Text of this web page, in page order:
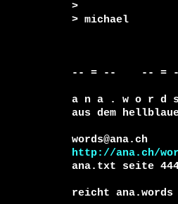
>
> michael
-- = --    --
a n a . w o r d s
aus dem
http://ana.ch/
ana.txt seite
reicht